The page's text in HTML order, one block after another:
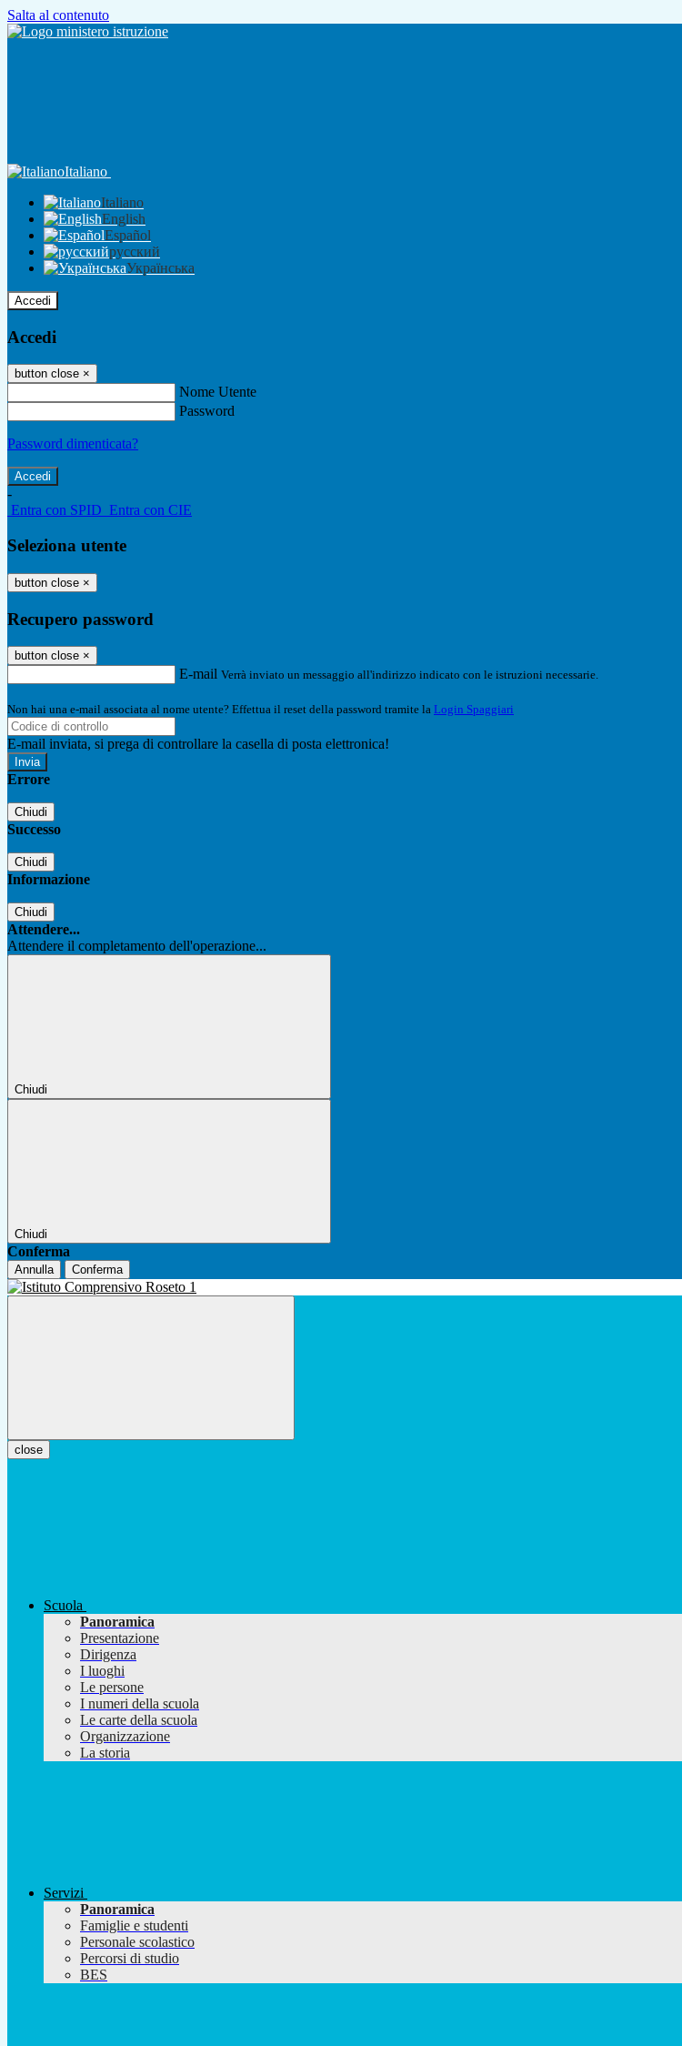
Salta al contenuto
Italiano
Italiano
English
Español
русский
Українська
Accedi
Accedi
button close ×
Nome Utente
Password
Password dimenticata?
-
Entra con SPID Entra con CIE
Seleziona utente
button close ×
Recupero password
button close ×
E-mail Verrà inviato un messaggio all'indirizzo indicato con le istruzioni necessarie.
Non hai una e-mail associata al nome utente? Effettua il reset della password tramite la Login Spaggiari
E-mail inviata, si prega di controllare la casella di posta elettronica!
Errore
Chiudi
Successo
Chiudi
Informazione
Chiudi
Attendere...
Attendere il completamento dell'operazione...
Chiudi
Chiudi
Conferma
Annulla Conferma
close
Scuola
Panoramica
Presentazione
Dirigenza
I luoghi
Le persone
I numeri della scuola
Le carte della scuola
Organizzazione
La storia
Servizi
Panoramica
Famiglie e studenti
Personale scolastico
Percorsi di studio
BES